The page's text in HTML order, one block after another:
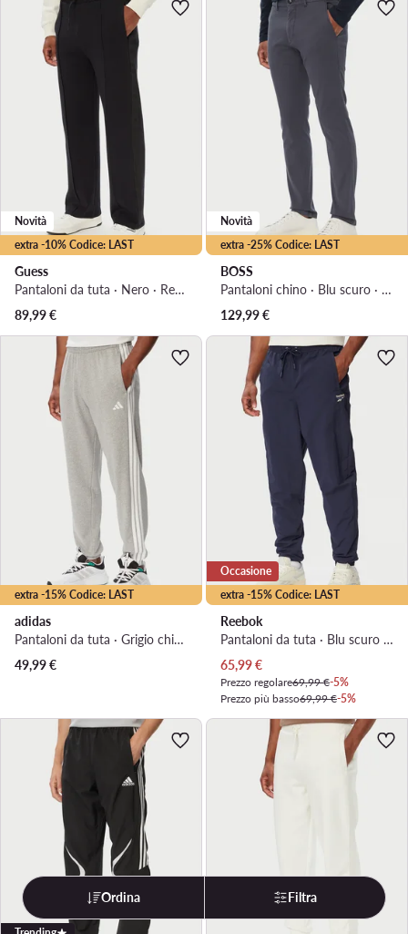
extra -10% Codice: LAST
Novità
Guess
Pantaloni da tuta · Nero · Regular Fit
89,99€
extra -25% Codice: LAST
Novità
BOSS
Pantaloni chino · Blu scuro · Slim Fit
129,99€
extra -15% Codice: LAST
adidas
Pantaloni da tuta · Grigio chiaro · Regular Fit
49,99€
extra -15% Codice: LAST
Occasione
Reebok
Pantaloni da tuta · Blu scuro · Regular Fit
Prezzo attuale
65,99€
Prezzo regolare69,99 €-5%
Prezzo più basso69,99 €-5%
Ordina Filtra